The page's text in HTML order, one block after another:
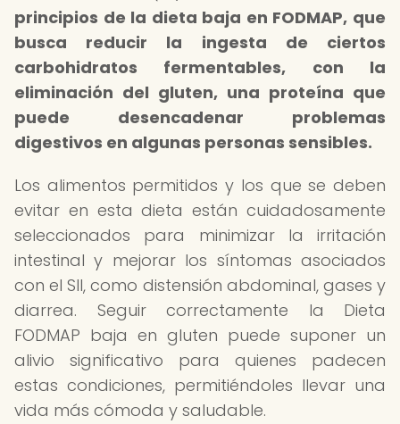
principios de la dieta baja en FODMAP, que
busca reducir la ingesta de ciertos
carbohidratos fermentables, con la
eliminación del gluten, una proteína que
puede desencadenar problemas
digestivos en algunas personas sensibles.
Los alimentos permitidos y los que se deben
evitar en esta dieta están cuidadosamente
seleccionados para minimizar la irritación
intestinal y mejorar los síntomas asociados
con el SII, como distensión abdominal, gases y
diarrea. Seguir correctamente la Dieta
FODMAP baja en gluten puede suponer un
alivio significativo para quienes padecen
estas condiciones, permitiéndoles llevar una
vida más cómoda y saludable.